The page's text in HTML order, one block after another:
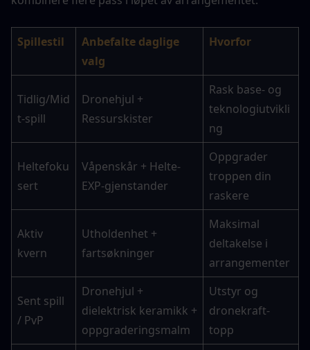
Spillestil
Anbefalte daglige
valg
Hvorfor
Tidlig/Mid
t-spill
Dronehjul +
Ressurskister
Rask base- og
teknologiutvikli
ng
Heltefoku
sert
Våpenskår + Helte-
EXP-gjenstander
Oppgrader
troppen din
raskere
Aktiv
kvern
Utholdenhet +
fartsøkninger
Maksimal
deltakelse i
arrangementer
Sent spill
/ PvP
Dronehjul +
dielektrisk keramikk +
oppgraderingsmalm
Utstyr og
dronekraft-
topp